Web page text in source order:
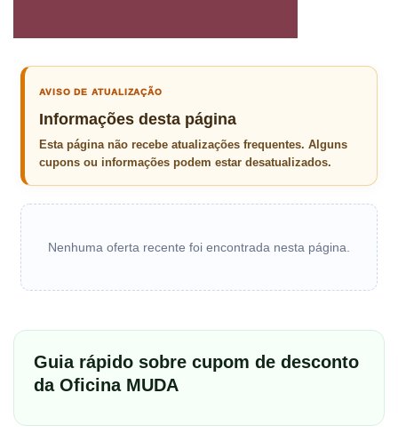
AVISO DE ATUALIZAÇÃO
Informações desta página
Esta página não recebe atualizações frequentes. Alguns
cupons ou informações podem estar desatualizados.
Nenhuma oferta recente foi encontrada nesta página.
Guia rápido sobre cupom de desconto
da Oficina MUDA